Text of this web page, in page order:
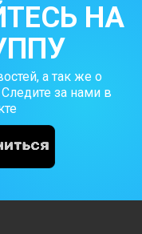
НА
а так же о
за нами в